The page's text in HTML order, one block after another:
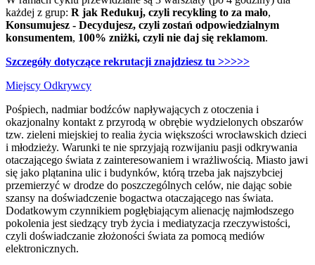
każdej z grup: R jak Redukuj, czyli recykling to za mało,
Konsumujesz - Decydujesz, czyli zostań odpowiedzialnym
konsumentem, 100% zniżki, czyli nie daj się reklamom.
Szczegóły dotyczące rekrutacji znajdziesz tu >>>>>
Miejscy Odkrywcy
Pośpiech, nadmiar bodźców napływających z otoczenia i
okazjonalny kontakt z przyrodą w obrębie wydzielonych obszarów
tzw. zieleni miejskiej to realia życia większości wrocławskich dzieci
i młodzieży. Warunki te nie sprzyjają rozwijaniu pasji odkrywania
otaczającego świata z zainteresowaniem i wrażliwością. Miasto jawi
się jako plątanina ulic i budynków, którą trzeba jak najszybciej
przemierzyć w drodze do poszczególnych celów, nie dając sobie
szansy na doświadczenie bogactwa otaczającego nas świata.
Dodatkowym czynnikiem pogłębiającym alienację najmłodszego
pokolenia jest siedzący tryb życia i mediatyzacja rzeczywistości,
czyli doświadczanie złożoności świata za pomocą mediów
elektronicznych.